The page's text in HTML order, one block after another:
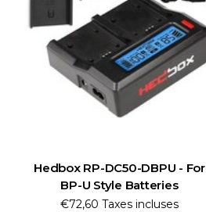
Hedbox RP-DC50-DBPU - For
BP-U Style Batteries
€72,60 Taxes incluses